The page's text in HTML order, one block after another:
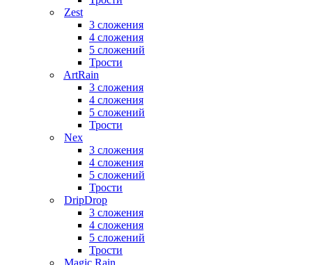
Zest
3 сложения
4 сложения
5 сложений
Трости
ArtRain
3 сложения
4 сложения
5 сложений
Трости
Nex
3 сложения
4 сложения
5 сложений
Трости
DripDrop
3 сложения
4 сложения
5 сложений
Трости
Magic Rain